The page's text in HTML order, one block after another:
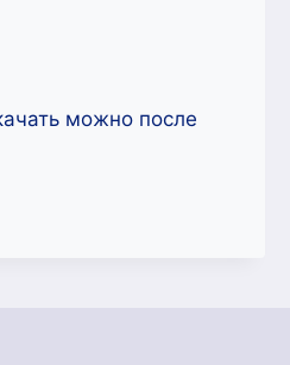
можно после